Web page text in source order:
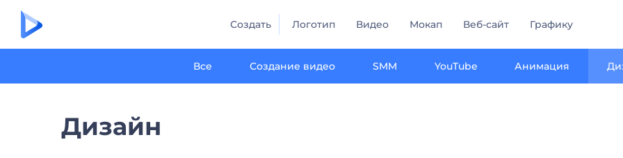
Создать Логотип Видео Мокап Веб-сайт Графику
Все Создание видео SMM YouTube Анимация
Дизайн